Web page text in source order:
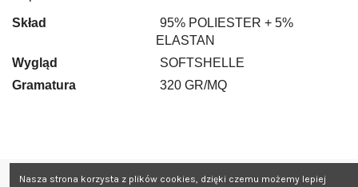
Skład
95% POLIESTER + 5%
ELASTAN
Wygląd
SOFTSHELLE
Gramatura
320 GR/MQ
Nasza strona korzysta z plików cookies, dzięki czemu możemy lepiej